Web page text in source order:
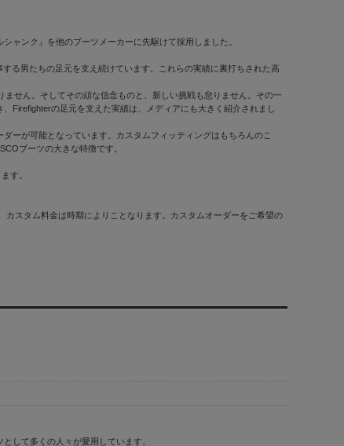
ャンク』を他のブーツメーカーに先駆けて採用しました。
る男たちの足元を支え続けています。これらの実績に裏打ちされた高
せん。そしてその頑な信念ものと、新しい挑戦も怠りません。その一
Firefighterの足元を支えた実績は、メディアにも大きく紹介されまし
ーが可能となっています。カスタムフィッティングはもちろんのこ
ブーツの大きな特徴です。
す。
スタム料金は時期によりことなります。カスタムオーダーをご希望の
して多くの人々が愛用しています。